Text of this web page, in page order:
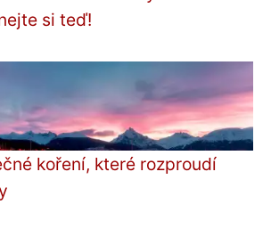
si teď!
koření, které rozproudí